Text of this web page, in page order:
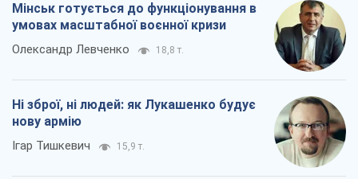
Мінськ готується до функціонування в
умовах масштабної воєнної кризи
Олександр Левченко 18,8 т.
Ні зброї, ні людей: як Лукашенко будує
нову армію
Ігар Тишкевич 15,9 т.